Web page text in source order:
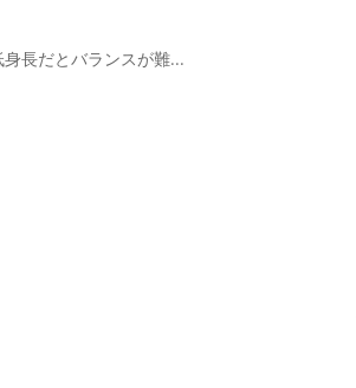
身長だとバランスが難...